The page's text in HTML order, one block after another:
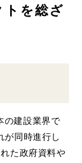
トを総ざ
の建設業界で
が同時進行し
た政府資料や